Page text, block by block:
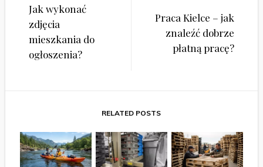
wpisu
Jak wykonać
zdjęcia
mieszkania do
ogłoszenia?
Praca Kielce – jak
znaleźć dobrze
płatną pracę?
RELATED POSTS